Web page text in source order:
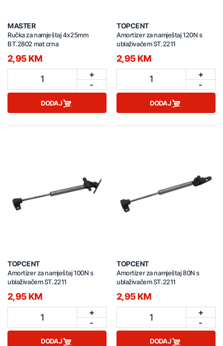
MASTER
Ručka za namještaj 4x25mm
BT.2802 mat crna
2,95 KM
1
+
-
DODAJ
TOPCENT
Amortizer za namještaj 120N s
ublaživačem ST.2211
2,95 KM
1
+
-
DODAJ
TOPCENT
Amortizer za namještaj 100N s
ublaživačem ST.2211
2,95 KM
1
+
-
DODAJ
TOPCENT
Amortizer za namještaj 80N s
ublaživačem ST.2211
2,95 KM
1
+
-
DODAJ